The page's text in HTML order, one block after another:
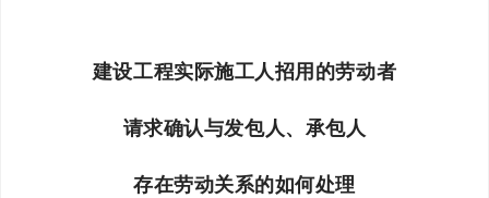
建设工程实际施工人招用的劳动者
请求确认与发包人、承包人
存在劳动关系的如何处理